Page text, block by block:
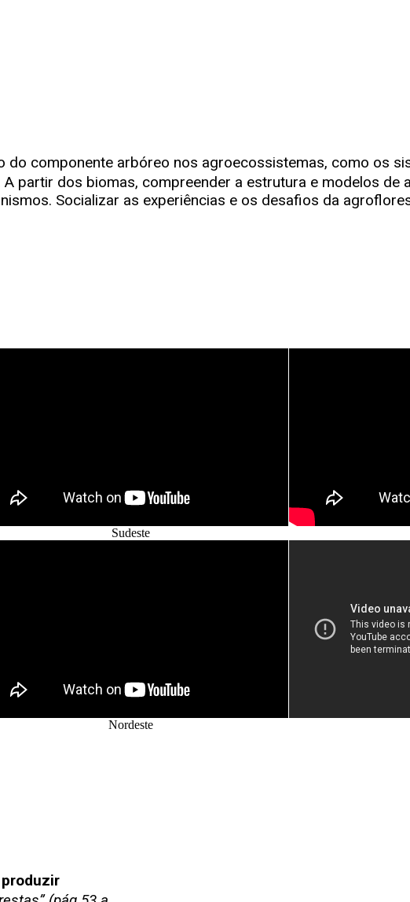
do componente arbóreo nos agroecossistemas, como os
partir dos biomas, compreender a estrutura e modelos de
Socializar as experiências e os desafios da
Sudeste
Nordeste